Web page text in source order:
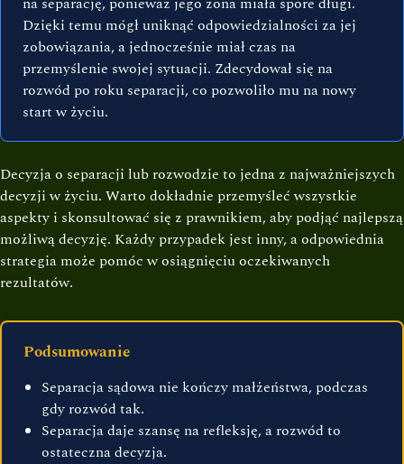
Dzięki temu mógł uniknąć odpowiedzialności za jej
zobowiązania, a jednocześnie miał czas na
przemyślenie swojej sytuacji. Zdecydował się na
rozwód po roku separacji, co pozwoliło mu na nowy
start w życiu.
Decyzja o separacji lub rozwodzie to jedna z najważniejszych
decyzji w życiu. Warto dokładnie przemyśleć wszystkie
aspekty i skonsultować się z prawnikiem, aby podjąć najlepszą
możliwą decyzję. Każdy przypadek jest inny, a odpowiednia
strategia może pomóc w osiągnięciu oczekiwanych
rezultatów.
Podsumowanie
Separacja sądowa nie kończy małżeństwa, podczas
gdy rozwód tak.
Separacja daje szansę na refleksję, a rozwód to
ostateczna decyzja.